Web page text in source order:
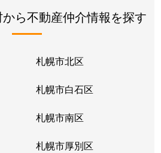
ら不動産仲介情報を探す
札幌市北区
札幌市白石区
札幌市南区
札幌市厚別区